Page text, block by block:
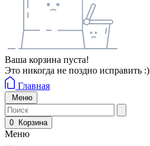
Ваша корзина пуста!
Это никогда не поздно исправить :)
Главная
Меню
0 Корзина
Меню